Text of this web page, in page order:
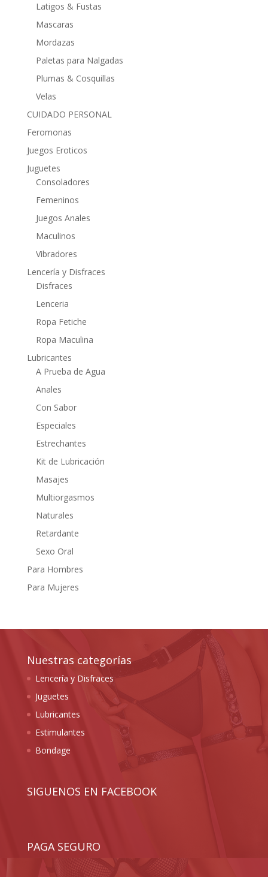
Latigos & Fustas
Mascaras
Mordazas
Paletas para Nalgadas
Plumas & Cosquillas
Velas
CUIDADO PERSONAL
Feromonas
Juegos Eroticos
Juguetes
Consoladores
Femeninos
Juegos Anales
Maculinos
Vibradores
Lencería y Disfraces
Disfraces
Lenceria
Ropa Fetiche
Ropa Maculina
Lubricantes
A Prueba de Agua
Anales
Con Sabor
Especiales
Estrechantes
Kit de Lubricación
Masajes
Multiorgasmos
Naturales
Retardante
Sexo Oral
Para Hombres
Para Mujeres
Nuestras categorías
Lencería y Disfraces
Juguetes
Lubricantes
Estimulantes
Bondage
SIGUENOS EN FACEBOOK
PAGA SEGURO